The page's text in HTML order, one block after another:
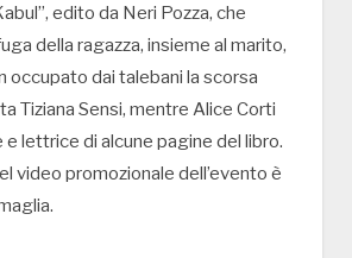
edito da Neri Pozza, che
della ragazza, insieme al marito,
occupato dai talebani la scorsa
Tiziana Sensi, mentre Alice Corti
lettrice di alcune pagine del libro.
video promozionale dell’evento è